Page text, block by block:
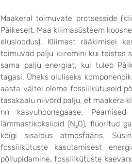
Maakeral toimuvate protsesside
Päikeselt. Maa kliimasüsteem
elusloodus). Kliimast rääkimisel
toimuvad palju kiiremini kui teistes
sama palju energiat, kui tuleb
tagasi. Üheks oluliseks
aasta vältel oleme fossiilkütuseid
tasakaalu niivõrd palju, et maakera
nn kasvuhoonegaase.
lämmastikoksiidid (N₂O), fluoritud
kõigi sisaldus atmosfääris.
fossiilkütuste kasutamisest
põllupidamine, fossiilkütuste